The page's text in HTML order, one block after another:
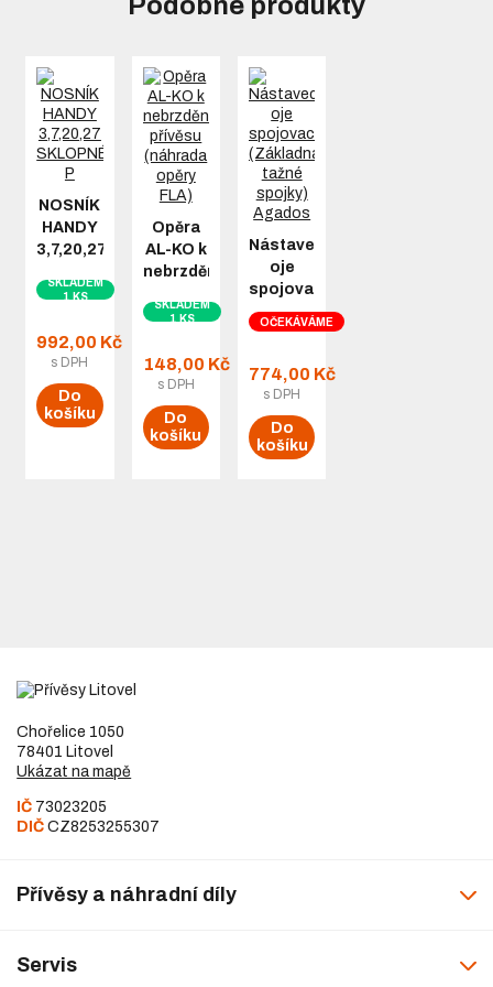
NOSNÍK
HANDY
3,7,20,27
P
SKLADEM
1 KS
992,00 Kč
s DPH
Do
košíku
Opěra
AL-KO k
nebrzděnému
(náhrada
FLA)
SKLADEM
1 KS
148,00 Kč
s DPH
Do
košíku
Nástavec
oje
spojovací
(Základna
tažné
Agados
OČEKÁVÁME
774,00 Kč
s DPH
Do
košíku
Chořelice 1050
78401 Litovel
Ukázat na mapě
IČ 73023205
DIČ CZ8253255307
Přívěsy a náhradní díly
Servis